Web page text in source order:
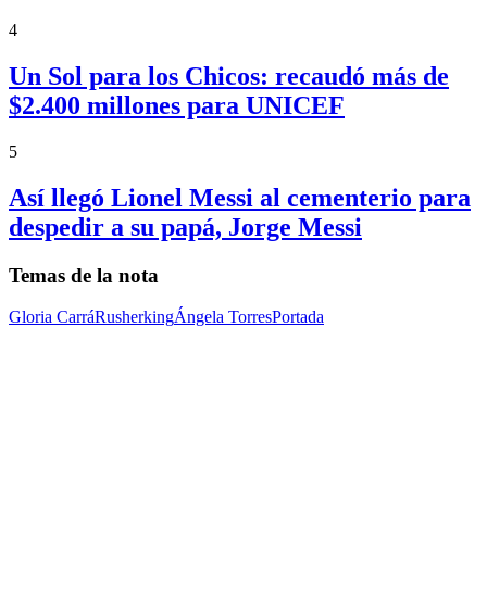
4
Un Sol para los Chicos: recaudó más de
$2.400 millones para UNICEF
5
Así llegó Lionel Messi al cementerio para
despedir a su papá, Jorge Messi
Temas de la nota
Gloria CarráRusherkingÁngela TorresPortada